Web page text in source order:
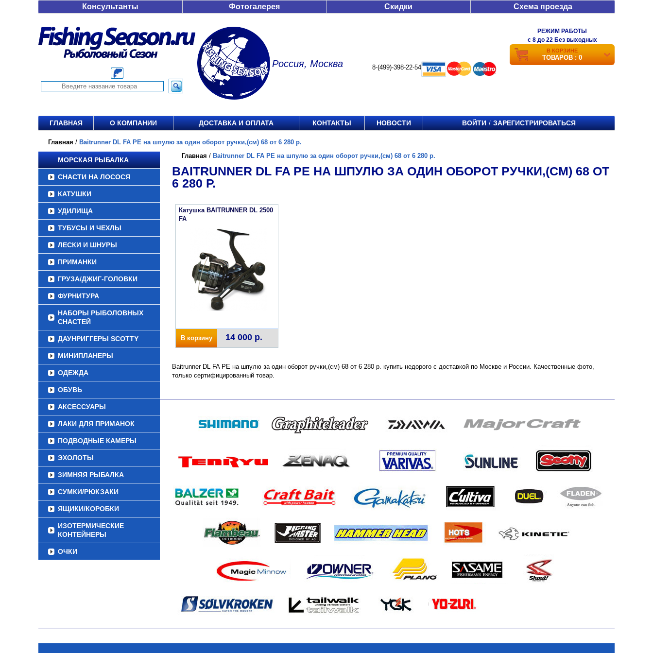
Консультанты Фотогалерея Скидки Схема проезда
Россия, Москва 8-(499)-398-22-54
РЕЖИМ РАБОТЫ
c 8 до 22 Без выходных
В КОРЗИНЕ
ТОВАРОВ : 0
ГЛАВНАЯ О КОМПАНИИ ДОСТАВКА И ОПЛАТА КОНТАКТЫ НОВОСТИ ВОЙТИ / ЗАРЕГИСТРИРОВАТЬСЯ
Главная / Baitrunner DL FA PE на шпулю за один оборот ручки,(см) 68 от 6 280 р.
МОРСКАЯ РЫБАЛКА
СНАСТИ НА ЛОСОСЯ
КАТУШКИ
УДИЛИЩА
ТУБУСЫ И ЧЕХЛЫ
ЛЕСКИ И ШНУРЫ
ПРИМАНКИ
ГРУЗА/ДЖИГ-ГОЛОВКИ
ФУРНИТУРА
НАБОРЫ РЫБОЛОВНЫХ
СНАСТЕЙ
ДАУНРИГГЕРЫ SCOTTY
МИНИПЛАНЕРЫ
ОДЕЖДА
ОБУВЬ
АКСЕССУАРЫ
ЛАКИ ДЛЯ ПРИМАНОК
ПОДВОДНЫЕ КАМЕРЫ
ЭХОЛОТЫ
ЗИМНЯЯ РЫБАЛКА
СУМКИ/РЮКЗАКИ
ЯЩИКИ/КОРОБКИ
ИЗОТЕРМИЧЕСКИЕ
КОНТЕЙНЕРЫ
ОЧКИ
Главная / Baitrunner DL FA PE на шпулю за один оборот ручки,(см) 68 от 6 280 р.
BAITRUNNER DL FA PE НА ШПУЛЮ ЗА ОДИН ОБОРОТ РУЧКИ,(СМ) 68 ОТ
6 280 Р.
Катушка BAITRUNNER DL 2500
FA
В корзину 14 000 р.
Baitrunner DL FA PE на шпулю за один оборот ручки,(см) 68 от 6 280 р. купить недорого с доставкой по Москве и России. Качественные фото,
только сертифицированный товар.